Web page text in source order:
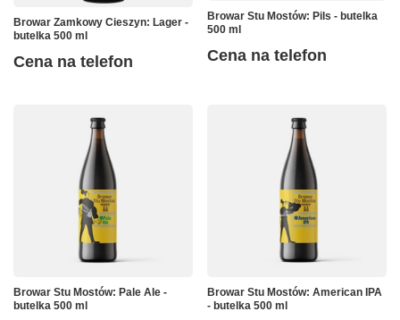
Browar Zamkowy Cieszyn: Lager -
butelka 500 ml
Cena na telefon
Browar Stu Mostów: Pils - butelka
500 ml
Cena na telefon
Browar Stu Mostów: Pale Ale -
butelka 500 ml
Browar Stu Mostów: American IPA
- butelka 500 ml